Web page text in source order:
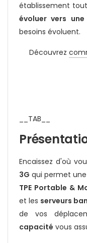
établissement
évoluer vers
besoins évoluent.
Découvrez
__TAB__
Encaissez d'où
3G qui permet une
TPE Portable &
et les serveurs
de vos
capacité vous